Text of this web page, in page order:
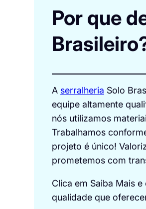
Por que
A serralheria Solo
equipe altamente
nós utilizamos
Trabalhamos
projeto é único!
prometemos com
Clica em Saiba Mais
qualidade que